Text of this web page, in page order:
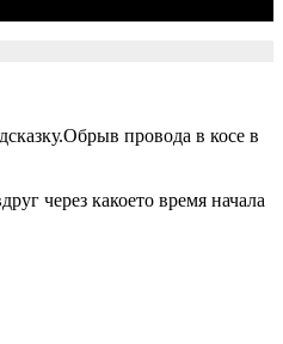
провода в косе в
через какоето время начала